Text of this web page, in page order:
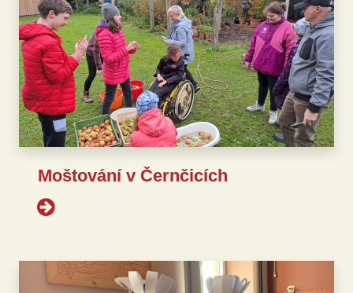
Moštování v Černčicích